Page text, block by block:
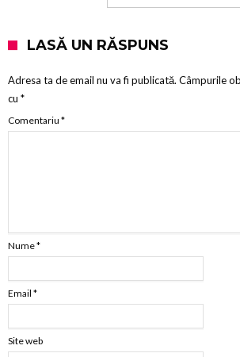
LASĂ UN RĂSPUNS
Adresa ta de email nu va fi publicată. Câmpurile
cu *
Comentariu *
Nume*
Email *
Site web